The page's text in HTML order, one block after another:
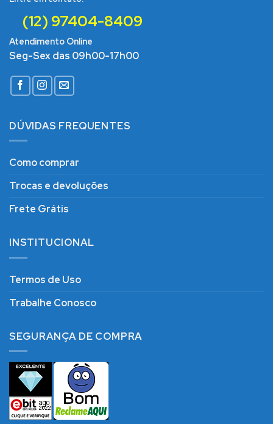
(12) 97404-8409
Atendimento Online
Seg-Sex das 09h00-17h00
DÚVIDAS FREQUENTES
Como comprar
Trocas e devoluções
Frete Grátis
INSTITUCIONAL
Termos de Uso
Trabalhe Conosco
SEGURANÇA DE COMPRA